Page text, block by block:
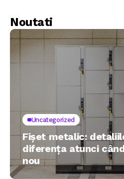
Noutati
Uncategorized
Fișet metalic:
diferența atunci
nou